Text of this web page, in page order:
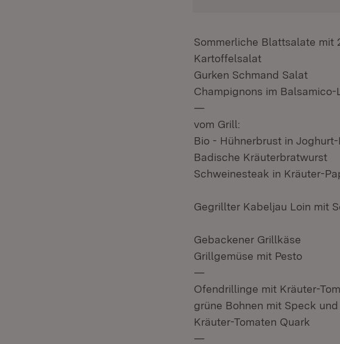
Sommerliche Blattsalate mit
Kartoffelsalat
Gurken Schmand Salat
Champignons im Balsamico-
—
vom Grill:
Bio - Hühnerbrust in
Badische Kräuterbratwurst
Schweinesteak in Kräuter-
Gegrillter Kabeljau Loin mit
Gebackener Grillkäse
Grillgemüse mit Pesto
—
Ofendrillinge mit Kräuter-
grüne Bohnen mit Speck
Kräuter-Tomaten Quark
—